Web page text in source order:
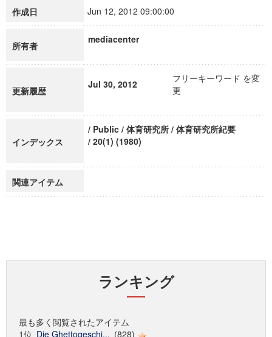
作成日 Jun 12, 2012 09:00:00
所有者
mediacenter
更新履歴
Jul 30, 2012
フリーキーワード を変
更
インデックス
/ Public / 体育研究所 / 体育研究所紀要
/ 20(1) (1980)
関連アイテム
ランキング
最も多く閲覧されたアイテム
1位 Die Ghettogeschi... (828)